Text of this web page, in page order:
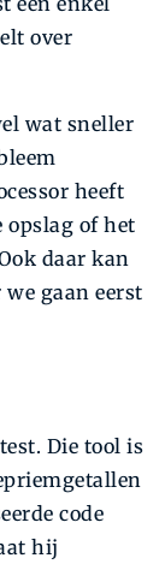
over
wat sneller
heeft
opslag of het
daar kan
gaan eerst
Die tool is
code
hij